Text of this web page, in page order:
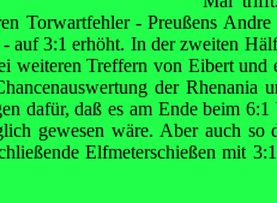
Torwartfehler - Preußens
auf 3:1 erhöht. In der zweiten
weiteren Treffern von Eibert und
der Rhenania
dafür, daß es am Ende beim 6:1
gewesen wäre. Aber auch so
Elfmeterschießen mit